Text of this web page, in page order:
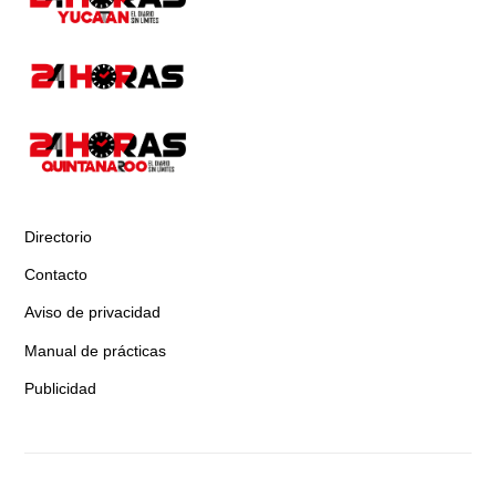
Directorio
Contacto
Aviso de privacidad
Manual de prácticas
Publicidad